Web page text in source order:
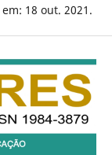
em: 18 out. 2021.